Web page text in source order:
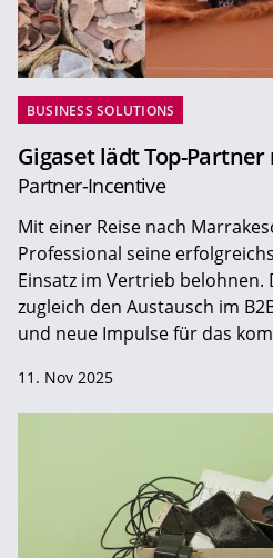
BUSINESS SOLUTIONS
Gigaset lädt Top-
Partner-Incentive
Mit einer Reise nach
Professional seine
Einsatz im Vertrieb belohnen.
zugleich den Austausch im
und neue Impulse für das
11. Nov 2025